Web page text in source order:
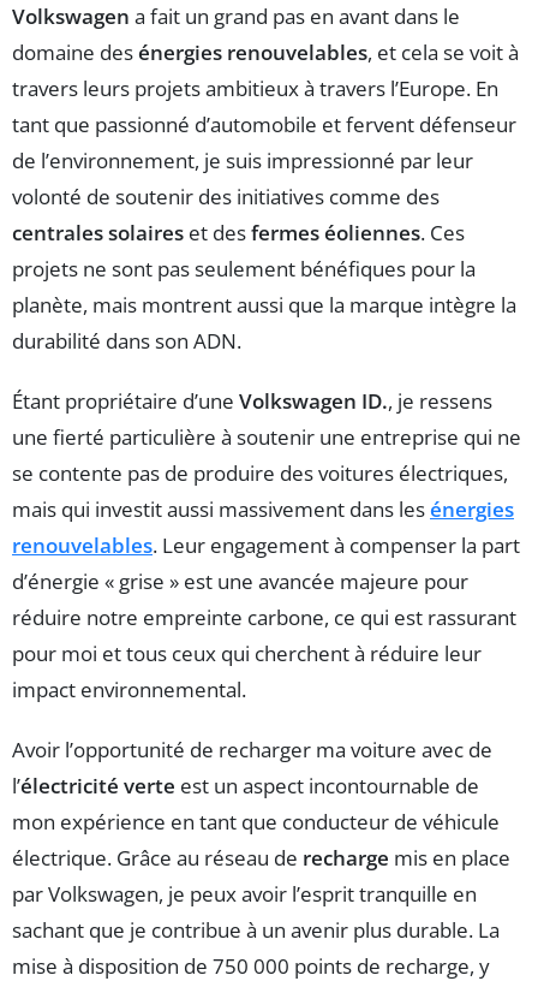
Volkswagen a fait un grand pas en avant dans le
domaine desénergies renouvelables, et cela se voit à
travers leurs projets ambitieux à travers l’Europe. En
tant que passionné d’automobile et fervent défenseur
de l’environnement, je suis impressionné par leur
volonté de soutenir des initiatives comme des
centrales solaires et desfermes éoliennes. Ces
projets ne sont pas seulement bénéfiques pour la
planète, mais montrent aussi que la marque intègre la
durabilité dans son ADN.
Étant propriétaire d’une Volkswagen ID., je ressens
une fierté particulière à soutenir une entreprise qui ne
se contente pas de produire des voitures électriques,
mais qui investit aussi massivement dans lesénergies
renouvelables. Leur engagement à compenser la part
d’énergie « grise » est une avancée majeure pour
réduire notre empreinte carbone, ce qui est rassurant
pour moi et tous ceux qui cherchent à réduire leur
impact environnemental.
Avoir l’opportunité de recharger ma voiture avec de
l’électricité verte est un aspect incontournable de
mon expérience en tant que conducteur de véhicule
électrique. Grâce au réseau de recharge mis en place
par Volkswagen, je peux avoir l’esprit tranquille en
sachant que je contribue à un avenir plus durable. La
mise à disposition de 750 000 points de recharge, y